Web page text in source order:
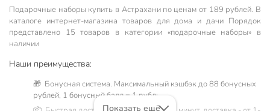
Подарочные наборы купить в Астрахани по ценам от 189 рублей. В
каталоге интернет-магазина товаров для дома и дачи Порядок
представлено 15 товаров в категории «подарочные наборы» в
наличии
Наши преимущества:
🎁 Бонусная система. Максимальный кэшбэк до 88 бонусных
рублей, 1 бонусный балл = 1 рубль.
Показать ещё